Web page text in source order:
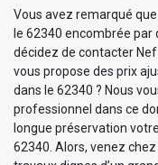
Vous avez remarqué
le 62340 encombrée
décidez de contacter
vous propose des prix
dans le 62340 ? Nous
professionnel dans ce
longue préservation
62340. Alors, venez